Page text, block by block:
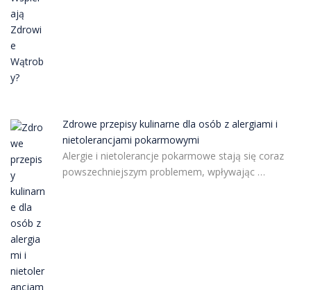
Zdrowe przepisy kulinarne dla osób z alergiami i
nietolerancjami pokarmowymi
Alergie i nietolerancje pokarmowe stają się coraz
powszechniejszym problemem, wpływając …